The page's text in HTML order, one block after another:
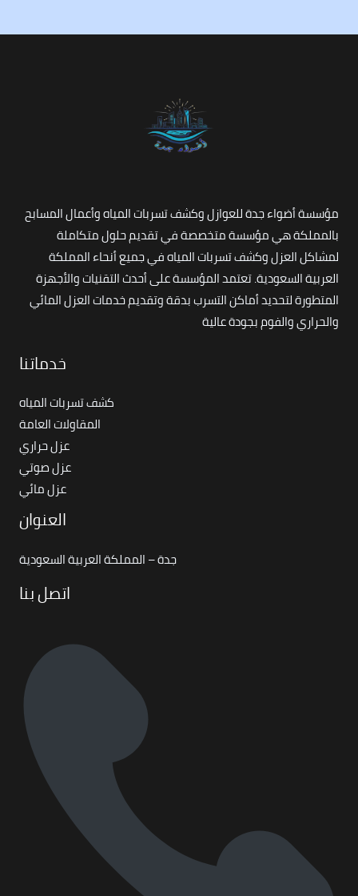
مؤسسة أضواء جدة للعوازل وكشف تسربات المياه وأعمال المسابح
بالمملكة هي مؤسسة متخصصة في تقديم حلول متكاملة
لمشاكل العزل وكشف تسربات المياه في جميع أنحاء المملكة
العربية السعودية. تعتمد المؤسسة على أحدث التقنيات والأجهزة
المتطورة لتحديد أماكن التسرب بدقة وتقديم خدمات العزل المائي
والحراري والفوم بجودة عالية
خدماتنا
كشف تسربات المياه
المقاولات العامة
عزل حراري
عزل صوتي
عزل مائي
العنوان
جدة – المملكة العربية السعودية
اتصل بنا